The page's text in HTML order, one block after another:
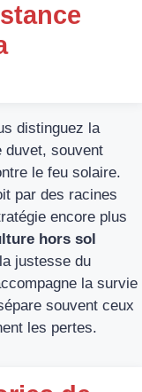
distinguez la
duvet, souvent
le feu solaire.
par des racines
encore plus
hors sol
justesse du
la survie
souvent ceux
les pertes.